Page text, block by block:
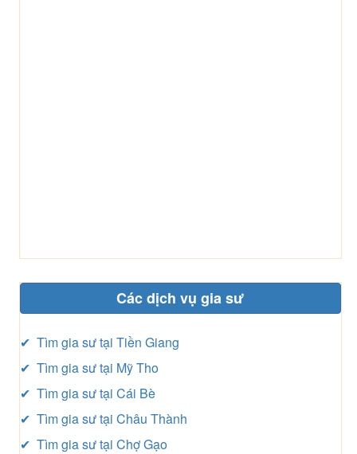
Các dịch vụ gia sư
✔ Tìm gia sư tại Tiền Giang
✔ Tìm gia sư tại Mỹ Tho
✔ Tìm gia sư tại Cái Bè
✔ Tìm gia sư tại Châu Thành
✔ Tìm gia sư tại Chợ Gạo